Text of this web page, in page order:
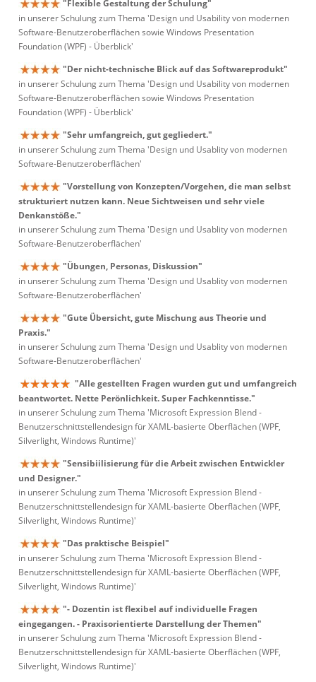
"Flexible Gestaltung der Schulung"
in unserer Schulung zum Thema 'Design und Usability von modernen
Software-Benutzeroberflächen sowie Windows Presentation
Foundation (WPF) - Überblick'
"Der nicht-technische Blick auf das Softwareprodukt"
in unserer Schulung zum Thema 'Design und Usability von modernen
Software-Benutzeroberflächen sowie Windows Presentation
Foundation (WPF) - Überblick'
"Sehr umfangreich, gut gegliedert."
in unserer Schulung zum Thema 'Design und Usablity von modernen
Software-Benutzeroberflächen'
"Vorstellung von Konzepten/Vorgehen, die man selbst
strukturiert nutzen kann. Neue Sichtweisen und sehr viele
Denkanstöße."
in unserer Schulung zum Thema 'Design und Usablity von modernen
Software-Benutzeroberflächen'
"Übungen, Personas, Diskussion"
in unserer Schulung zum Thema 'Design und Usablity von modernen
Software-Benutzeroberflächen'
"Gute Übersicht, gute Mischung aus Theorie und
Praxis."
in unserer Schulung zum Thema 'Design und Usablity von modernen
Software-Benutzeroberflächen'
"Alle gestellten Fragen wurden gut und umfangreich
beantwortet. Nette Perönlichkeit. Super Fachkenntisse."
in unserer Schulung zum Thema 'Microsoft Expression Blend -
Benutzerschnittstellendesign für XAML-basierte Oberflächen (WPF,
Silverlight, Windows Runtime)'
"Sensibiilisierung für die Arbeit zwischen Entwickler
und Designer."
in unserer Schulung zum Thema 'Microsoft Expression Blend -
Benutzerschnittstellendesign für XAML-basierte Oberflächen (WPF,
Silverlight, Windows Runtime)'
"Das praktische Beispiel"
in unserer Schulung zum Thema 'Microsoft Expression Blend -
Benutzerschnittstellendesign für XAML-basierte Oberflächen (WPF,
Silverlight, Windows Runtime)'
"- Dozentin ist flexibel auf individuelle Fragen
eingegangen. - Praxisorientierte Darstellung der Themen"
in unserer Schulung zum Thema 'Microsoft Expression Blend -
Benutzerschnittstellendesign für XAML-basierte Oberflächen (WPF,
Silverlight, Windows Runtime)'